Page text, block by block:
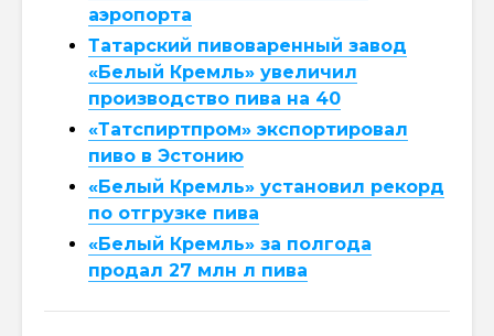
аэропорта
Татарский пивоваренный завод
«Белый Кремль» увеличил
производство пива на 40
«Татспиртпром» экспортировал
пиво в Эстонию
«Белый Кремль» установил рекорд
по отгрузке пива
«Белый Кремль» за полгода
продал 27 млн л пива